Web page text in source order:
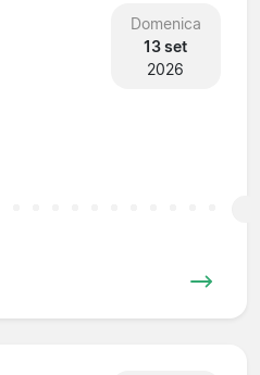
Domenica
13 set
2026